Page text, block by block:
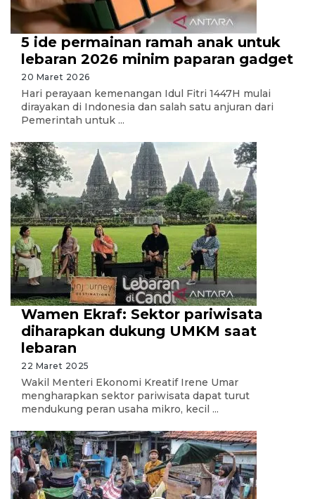
5 ide permainan ramah anak untuk
lebaran 2026 minim paparan gadget
20 Maret 2026
Hari perayaan kemenangan Idul Fitri 1447H mulai
dirayakan di Indonesia dan salah satu anjuran dari
Pemerintah untuk ...
Wamen Ekraf: Sektor pariwisata
diharapkan dukung UMKM saat
lebaran
22 Maret 2025
Wakil Menteri Ekonomi Kreatif Irene Umar
mengharapkan sektor pariwisata dapat turut
mendukung peran usaha mikro, kecil ...